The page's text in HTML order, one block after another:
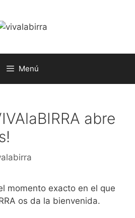
Menú
abre
momento exacto en el que
os da la bienvenida.